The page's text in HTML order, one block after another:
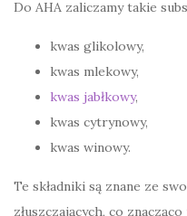
Do AHA zaliczamy takie
kwas glikolowy,
kwas mlekowy,
kwas jabłkowy,
kwas cytrynowy,
kwas winowy.
Te składniki są znane ze
złuszczających, co